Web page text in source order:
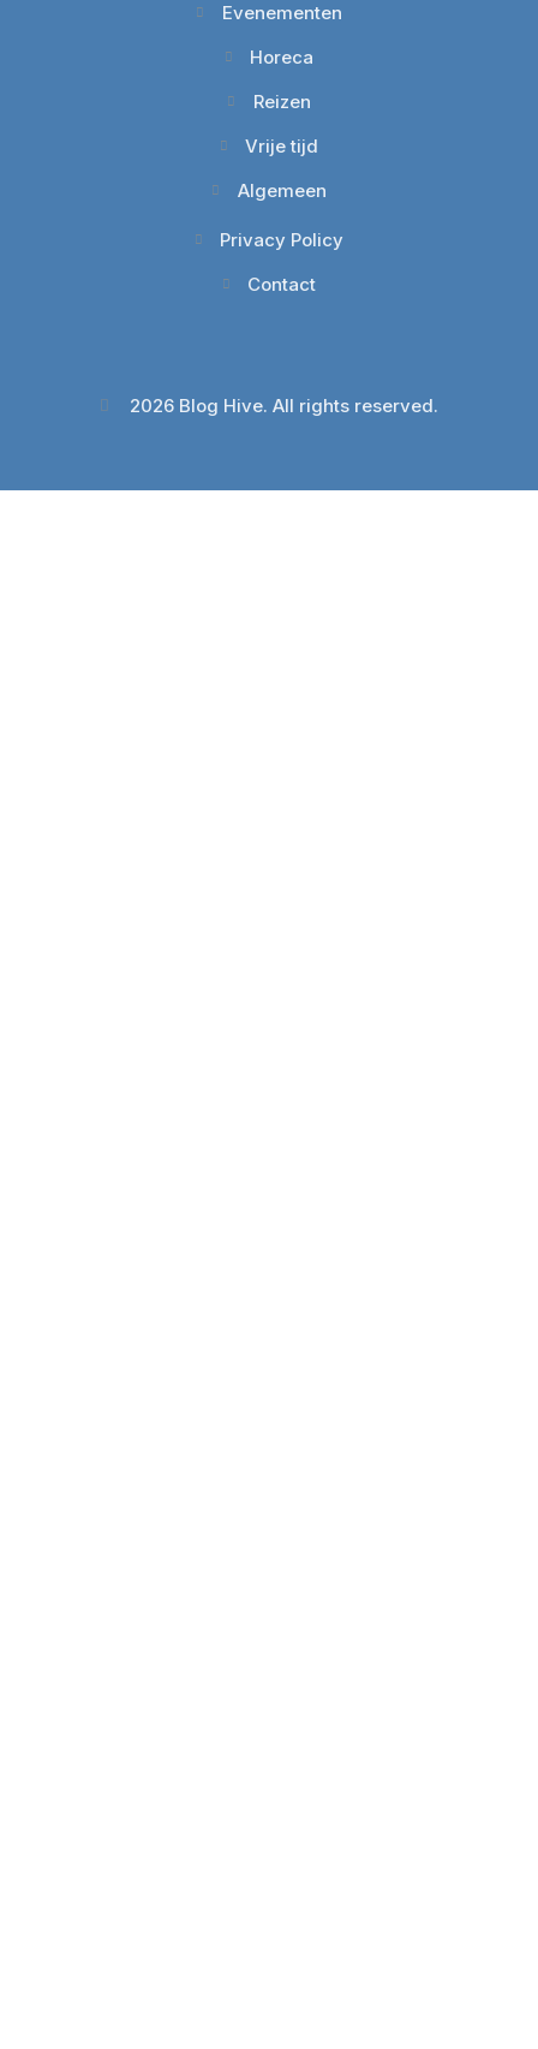
Evenementen
Horeca
Reizen
Vrije tijd
Algemeen
Privacy Policy
Contact
2026 Blog Hive. All rights reserved.